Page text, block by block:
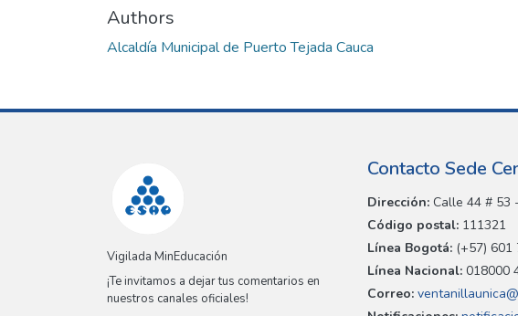
Authors
Alcaldía Municipal de Puerto Tejada Cauca
Vigilada MinEducación
¡Te invitamos a dejar tus comentarios en
nuestros canales oficiales!
Contacto Sede
Dirección: Calle 44 # 53
Código postal: 111321
Línea Bogotá: (+57) 601
Línea Nacional: 018000
Correo: